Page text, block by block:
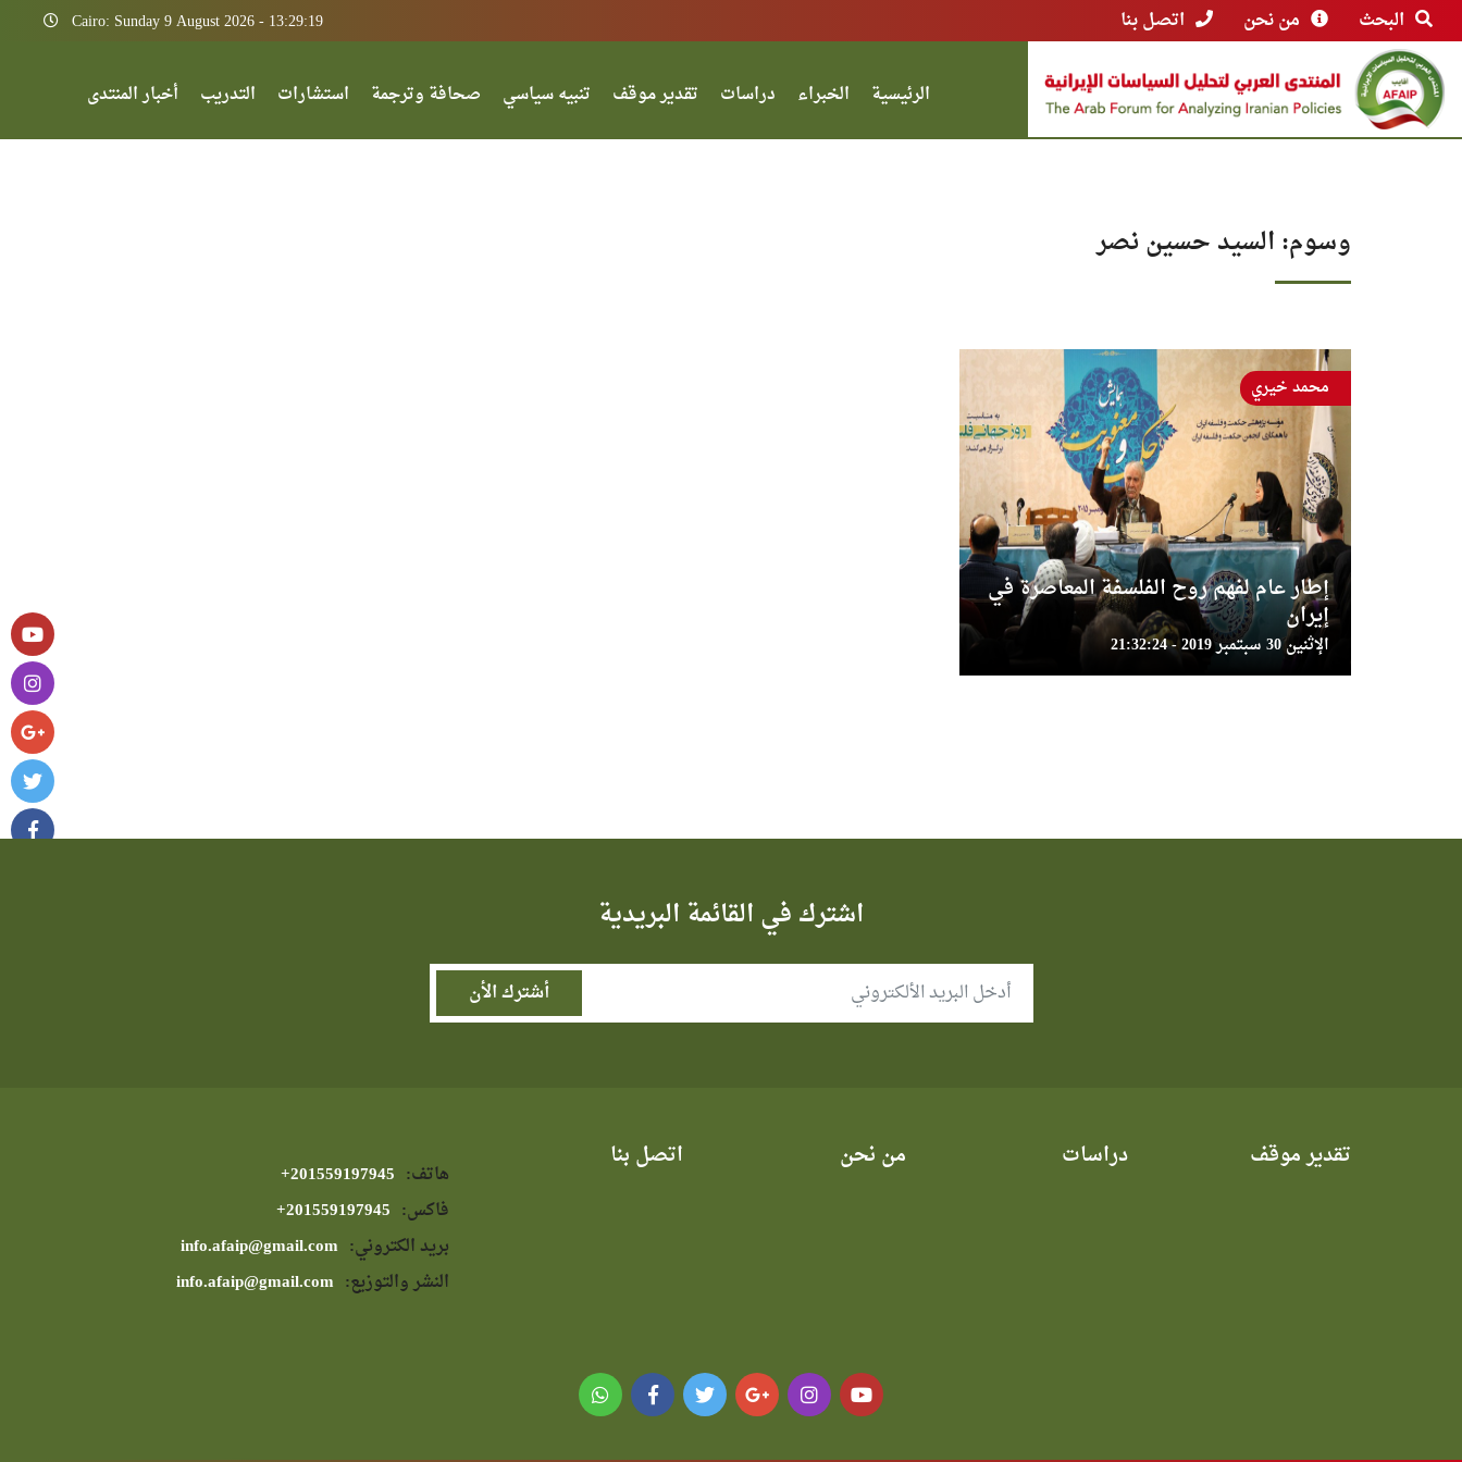
البحث من نحن اتصل بنا Cairo: Sunday 9 August 2026 - 13:29:19
الرئيسية الخبراء دراسات تقدير موقف تنبيه سياسي صحافة وترجمة استشارات التدريب أخبار المنتدى
وسوم: السيد حسين نصر
إطار عام لفهم روح الفلسفة المعاصرة في
إيران
الإثنين 30 سبتمبر 2019 - 21:32:24
محمد خيري
اشترك في القائمة البريدية
تقدير موقف دراسات من نحن اتصل بنا
هاتف:
فاكس:
بريد الكتروني:
النشر والتوزيع: